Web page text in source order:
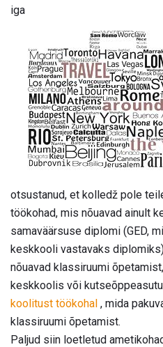
iga
otsustanud, et kolledž pole
töökohad, mis nõuavad ainult
samaväärsuse diplomi (GED,
keskkooli vastavaks
nõuavad klassiruumi
keskkoolis või
koolitust töökohal , mida
klassiruumi õpetamist.
Paljud siin loetletud